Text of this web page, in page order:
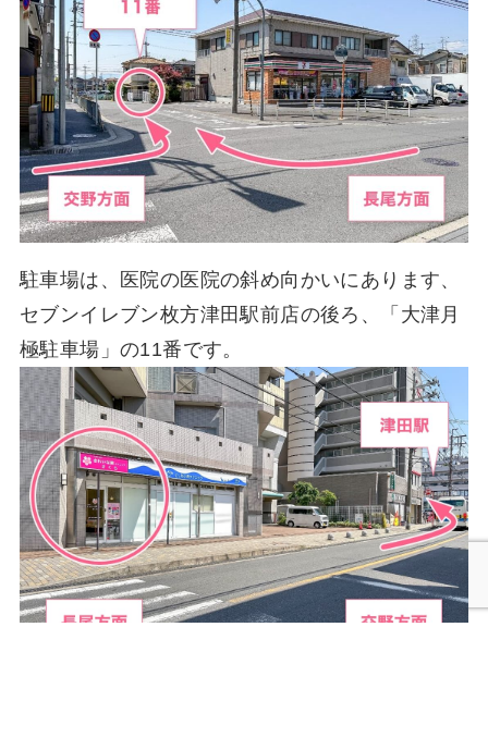
駐車場は、医院の医院の斜め向かいにあります、
セブンイレブン枚方津田駅前店の後ろ、「大津月
極駐車場」の11番です。